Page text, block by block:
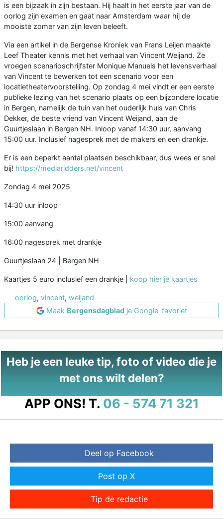
is een bijzaak in zijn bestaan. Hij haalt in het eerste jaar van de
oorlog zijn examen en gaat naar Amsterdam waar hij de
mooiste zomer van zijn leven beleeft.
Via een artikel in de Bergense Kroniek van Frans Leijen maakte
Leef Theater kennis met het verhaal van Vincent Weijand. Ze
vroegen scenarioschrijfster Monique Manuels het levensverhaal
van Vincent te bewerken tot een scenario voor een
locatietheatervoorstelling. Op zondag 4 mei vindt er een eerste
publieke lezing van het scenario plaats op een bijzondere locatie
in Bergen, namelijk de tuin van het ouderlijk huis van Chris
Dekker, de beste vriend van Vincent Weijand, aan de
Guurtjeslaan in Bergen NH. Inloop vanaf 14:30 uur, aanvang
15:00 uur. Inclusief nagesprek met de makers en een drankje.
Er is een beperkt aantal plaatsen beschikbaar, dus wees er snel
bij! https://mediaridders.net/vincent
Zondag 4 mei 2025
14:30 uur inloop
15:00 aanvang
16:00 nagesprek met drankje
Guurtjeslaan 24 | Bergen NH
Kaartjes 5 euro inclusief een drankje | koop hier je kaartjes
oorlog, vincent, weijand
Maak Bergensdagbladje Google-favoriet
Heb je een leuke tip, foto of video die je
met ons wilt delen?
APP ONS! T. 06 - 574 71 321
Deel op Facebook
Post op X
Tip de redactie